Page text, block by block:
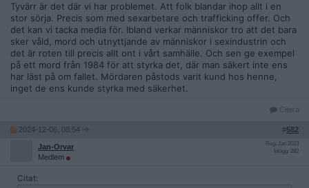
Tyvärr är det där vi har problemet. Att folk blandar ihop allt i en
stor sörja. Precis som med sexarbetare och trafficking offer. Och
det kan vi tacka media för. Ibland verkar människor tro att det bara
sker våld, mord och utnyttjande av människor i sexindustrin och
det är roten till precis allt ont i vårt samhälle. Och sen ge exempel
på ett mord från 1984 för att styrka det, där man säkert inte ens
har läst på om fallet. Mördaren påstods varit kund hos henne,
inget de ens kunde styrka med säkerhet.
Citera
2024-12-06, 08:54 #582
Jan-Orvar
Medlem
Reg: Jan 2023
Inlägg: 282
Citat: